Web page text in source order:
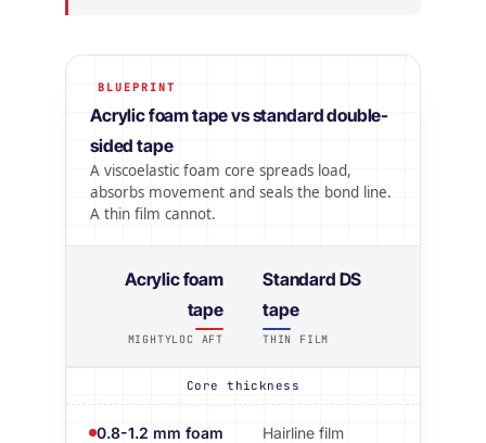
BLUEPRINT
Acrylic foam tape vs standard double-
sided tape
A viscoelastic foam core spreads load,
absorbs movement and seals the bond line.
A thin film cannot.
Acrylic foam
tape
MIGHTYLOC AFT
Standard DS
tape
THIN FILM
0.8-1.2 mm foam
Core thickness
Hairline film